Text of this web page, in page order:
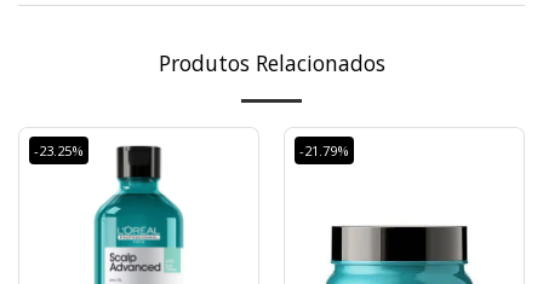
Produtos Relacionados
-23.25% -21.79%